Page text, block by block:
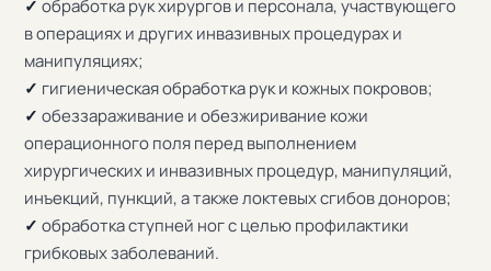
✓ обработка рук хирургов и персонала, участвующего
в операциях и других инвазивных процедурах и
манипуляциях;
✓ гигиеническая обработка рук и кожных покровов;
✓ обеззараживание и обезжиривание кожи
операционного поля перед выполнением
хирургических и инвазивных процедур, манипуляций,
инъекций, пункций, а также локтевых сгибов доноров;
✓ обработка ступней ног с целью профилактики
грибковых заболеваний.